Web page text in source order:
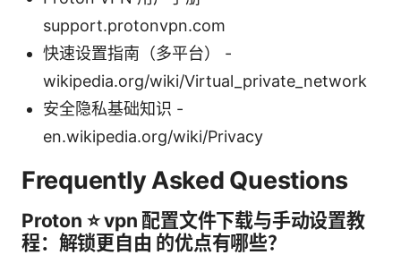
support.protonvpn.com
快速设置指南（多平台） -
wikipedia.org/wiki/Virtual_private_network
安全隐私基础知识 -
en.wikipedia.org/wiki/Privacy
Frequently Asked Questions
Proton ⭐ vpn 配置文件下载与手动设置教
程：解锁更自由 的优点有哪些？